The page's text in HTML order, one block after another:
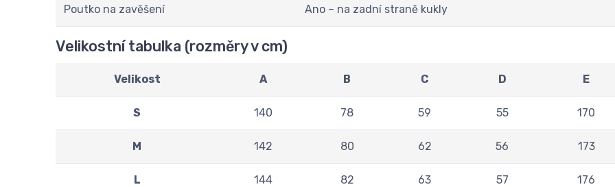
Poutko na zavěšení Ano – na zadní straně kukly
Velikostní tabulka (rozměry v cm)
Velikost A B C D E
S 140 78 59 55 170
M 142 80 62 56 173
L 144 82 63 57 176